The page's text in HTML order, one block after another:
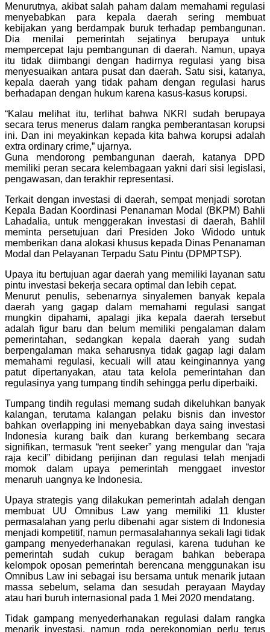
Menurutnya, akibat salah paham dalam memahami regulasi
menyebabkan para kepala daerah sering membuat
kebijakan yang berdampak buruk terhadap pembangunan.
Dia menilai pemerintah sejatinya berupaya untuk
mempercepat laju pembangunan di daerah. Namun, upaya
itu tidak diimbangi dengan hadirnya regulasi yang bisa
menyesuaikan antara pusat dan daerah. Satu sisi, katanya,
kepala daerah yang tidak paham dengan regulasi harus
berhadapan dengan hukum karena kasus-kasus korupsi.
“Kalau melihat itu, terlihat bahwa NKRI sudah berupaya
secara terus menerus dalam rangka pemberantasan korupsi
ini. Dan ini meyakinkan kepada kita bahwa korupsi adalah
extra ordinary crime,” ujarnya.
Guna mendorong pembangunan daerah, katanya DPD
memiliki peran secara kelembagaan yakni dari sisi legislasi,
pengawasan, dan terakhir representasi.
Terkait dengan investasi di daerah, sempat menjadi sorotan
Kepala Badan Koordinasi Penanaman Modal (BKPM) Bahli
Lahadalia, untuk menggerakan investasi di daerah, Bahlil
meminta persetujuan dari Presiden Joko Widodo untuk
memberikan dana alokasi khusus kepada Dinas Penanaman
Modal dan Pelayanan Terpadu Satu Pintu (DPMPTSP).
Upaya itu bertujuan agar daerah yang memiliki layanan satu
pintu investasi bekerja secara optimal dan lebih cepat.
Menurut penulis, sebenarnya sinyalemen banyak kepala
daerah yang gagap dalam memahami regulasi sangat
mungkin dipahami, apalagi jika kepala daerah tersebut
adalah figur baru dan belum memiliki pengalaman dalam
pemerintahan, sedangkan kepala daerah yang sudah
berpengalaman maka seharusnya tidak gagap lagi dalam
memahami regulasi, kecuali will atau keinginannya yang
patut dipertanyakan, atau tata kelola pemerintahan dan
regulasinya yang tumpang tindih sehingga perlu diperbaiki.
Tumpang tindih regulasi memang sudah dikeluhkan banyak
kalangan, terutama kalangan pelaku bisnis dan investor
bahkan overlapping ini menyebabkan daya saing investasi
Indonesia kurang baik dan kurang berkembang secara
signifikan, termasuk “rent seeker” yang mengular dan “raja
raja kecil” dibidang perijinan dan regulasi telah menjadi
momok dalam upaya pemerintah menggaet investor
menaruh uangnya ke Indonesia.
Upaya strategis yang dilakukan pemerintah adalah dengan
membuat UU Omnibus Law yang memiliki 11 kluster
permasalahan yang perlu dibenahi agar sistem di Indonesia
menjadi kompetitif, namun permasalahannya sekali lagi tidak
gampang menyederhanakan regulasi, karena tuduhan ke
pemerintah sudah cukup beragam bahkan beberapa
kelompok oposan pemerintah berencana menggunakan isu
Omnibus Law ini sebagai isu bersama untuk menarik jutaan
massa sebelum, selama dan sesudah perayaan Mayday
atau hari buruh internasional pada 1 Mei 2020 mendatang.
Tidak gampang menyederhanakan regulasi dalam rangka
menarik investasi, namun roda perekonomian perlu terus